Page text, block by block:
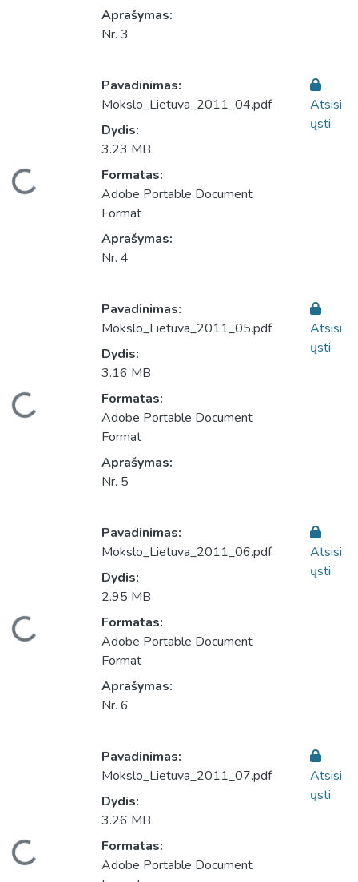
Aprašymas:
Nr. 3
Pavadinimas:
Mokslo_Lietuva_2011_04.pdf
Dydis:
3.23 MB
Formatas:
Adobe Portable Document
Format
Aprašymas:
Nr. 4
Atsisi
ųsti
Pavadinimas:
Mokslo_Lietuva_2011_05.pdf
Dydis:
3.16 MB
Formatas:
Adobe Portable Document
Format
Aprašymas:
Nr. 5
Atsisi
ųsti
Pavadinimas:
Mokslo_Lietuva_2011_06.pdf
Dydis:
2.95 MB
Formatas:
Adobe Portable Document
Format
Aprašymas:
Nr. 6
Atsisi
ųsti
Pavadinimas:
Mokslo_Lietuva_2011_07.pdf
Dydis:
3.26 MB
Formatas:
Adobe Portable Document
Atsisi
ųsti